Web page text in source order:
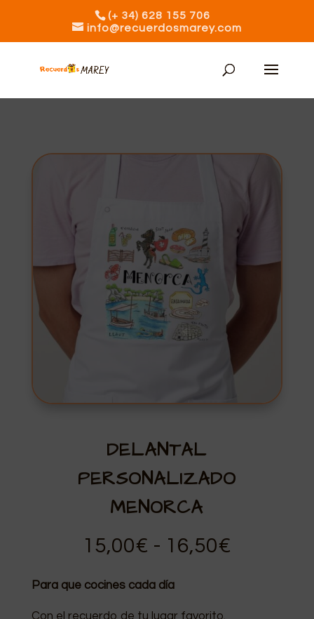
(+ 34) 628 155 706
info@recuerdosmarey.com
DELANTAL
PERSONALIZADO
MENORCA
15,00€ - 16,50€
Para que cocines cada día
Con el recuerdo de tu lugar favorito.